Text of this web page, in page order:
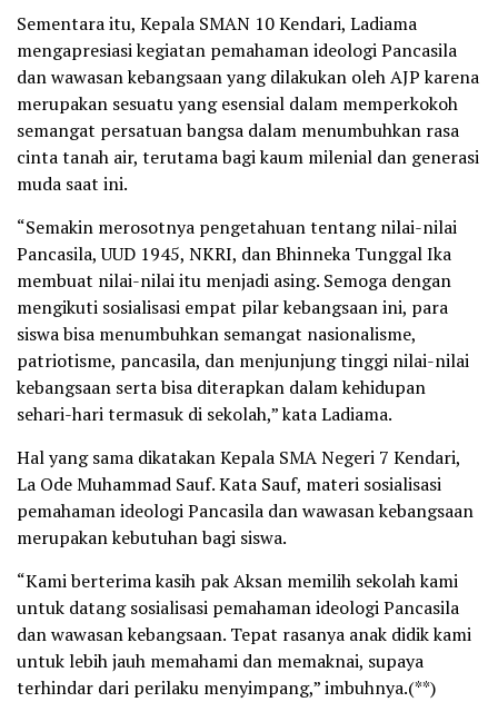
Sementara itu, Kepala SMAN 10 Kendari, Ladiama
mengapresiasi kegiatan pemahaman ideologi Pancasila
dan wawasan kebangsaan yang dilakukan oleh AJP karena
merupakan sesuatu yang esensial dalam memperkokoh
semangat persatuan bangsa dalam menumbuhkan rasa
cinta tanah air, terutama bagi kaum milenial dan generasi
muda saat ini.
“Semakin merosotnya pengetahuan tentang nilai-nilai
Pancasila, UUD 1945, NKRI, dan Bhinneka Tunggal Ika
membuat nilai-nilai itu menjadi asing. Semoga dengan
mengikuti sosialisasi empat pilar kebangsaan ini, para
siswa bisa menumbuhkan semangat nasionalisme,
patriotisme, pancasila, dan menjunjung tinggi nilai-nilai
kebangsaan serta bisa diterapkan dalam kehidupan
sehari-hari termasuk di sekolah,” kata Ladiama.
Hal yang sama dikatakan Kepala SMA Negeri 7 Kendari,
La Ode Muhammad Sauf. Kata Sauf, materi sosialisasi
pemahaman ideologi Pancasila dan wawasan kebangsaan
merupakan kebutuhan bagi siswa.
“Kami berterima kasih pak Aksan memilih sekolah kami
untuk datang sosialisasi pemahaman ideologi Pancasila
dan wawasan kebangsaan. Tepat rasanya anak didik kami
untuk lebih jauh memahami dan memaknai, supaya
terhindar dari perilaku menyimpang,” imbuhnya.(**)